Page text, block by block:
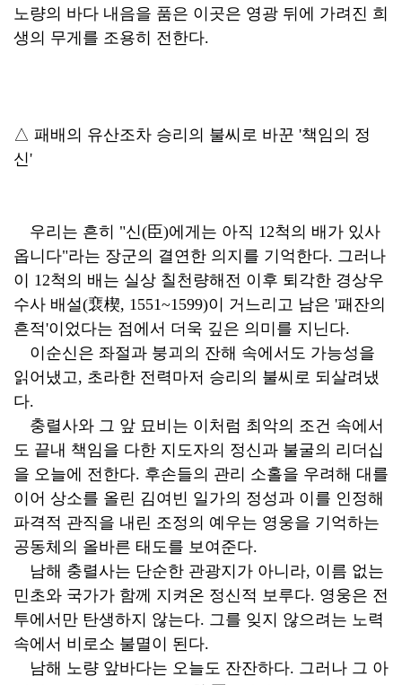
노량의 바다 내음을 품은 이곳은 영광 뒤에 가려진 희
생의 무게를 조용히 전한다.
△ 패배의 유산조차 승리의 불씨로 바꾼 '책임의 정
신'
우리는 흔히 "신(臣)에게는 아직 12척의 배가 있사
옵니다"라는 장군의 결연한 의지를 기억한다. 그러나
이 12척의 배는 실상 칠천량해전 이후 퇴각한 경상우
수사 배설(裵楔, 1551~1599)이 거느리고 남은 '패잔의
흔적'이었다는 점에서 더욱 깊은 의미를 지닌다.
이순신은 좌절과 붕괴의 잔해 속에서도 가능성을
읽어냈고, 초라한 전력마저 승리의 불씨로 되살려냈
다.
충렬사와 그 앞 묘비는 이처럼 최악의 조건 속에서
도 끝내 책임을 다한 지도자의 정신과 불굴의 리더십
을 오늘에 전한다. 후손들의 관리 소홀을 우려해 대를
이어 상소를 올린 김여빈 일가의 정성과 이를 인정해
파격적 관직을 내린 조정의 예우는 영웅을 기억하는
공동체의 올바른 태도를 보여준다.
남해 충렬사는 단순한 관광지가 아니라, 이름 없는
민초와 국가가 함께 지켜온 정신적 보루다. 영웅은 전
투에서만 탄생하지 않는다. 그를 잊지 않으려는 노력
속에서 비로소 불멸이 된다.
남해 노량 앞바다는 오늘도 잔잔하다. 그러나 그 아